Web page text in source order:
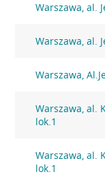
Warszawa, al.
Warszawa, al.
Warszawa,
Warszawa, al.
lok.1
Warszawa, al.
lok.1